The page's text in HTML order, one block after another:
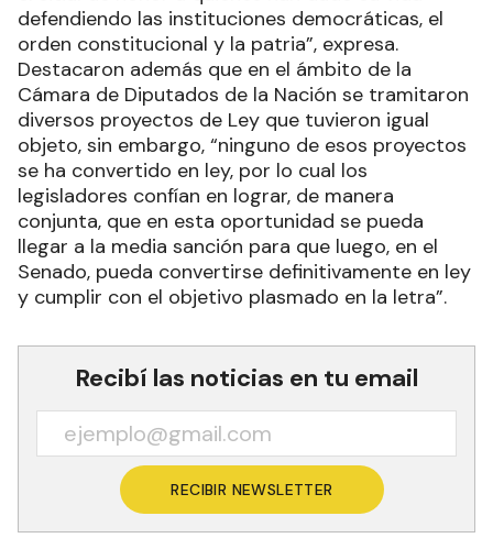
defendiendo las instituciones democráticas, el
orden constitucional y la patria”, expresa.
Destacaron además que en el ámbito de la
Cámara de Diputados de la Nación se tramitaron
diversos proyectos de Ley que tuvieron igual
objeto, sin embargo, “ninguno de esos proyectos
se ha convertido en ley, por lo cual los
legisladores confían en lograr, de manera
conjunta, que en esta oportunidad se pueda
llegar a la media sanción para que luego, en el
Senado, pueda convertirse definitivamente en ley
y cumplir con el objetivo plasmado en la letra”.
Recibí las noticias en tu email
RECIBIR NEWSLETTER